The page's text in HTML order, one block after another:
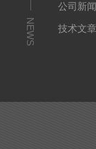
NEWS
公司新
技术文